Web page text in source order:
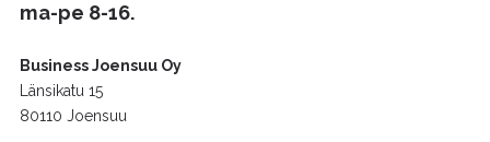
ma-pe 8-16.
Business Joensuu Oy
Länsikatu 15
80110 Joensuu